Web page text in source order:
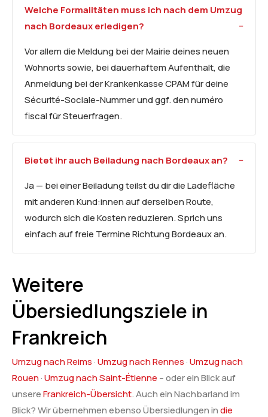
Welche Formalitäten muss ich nach dem Umzug
nach Bordeaux erledigen?
Vor allem die Meldung bei der Mairie deines neuen
Wohnorts sowie, bei dauerhaftem Aufenthalt, die
Anmeldung bei der Krankenkasse CPAM für deine
Sécurité-Sociale-Nummer und ggf. den numéro
fiscal für Steuerfragen.
Bietet ihr auch Beiladung nach Bordeaux an?
Ja — bei einer Beiladung teilst du dir die Ladefläche
mit anderen Kund:innen auf derselben Route,
wodurch sich die Kosten reduzieren. Sprich uns
einfach auf freie Termine Richtung Bordeaux an.
Weitere
Übersiedlungsziele in
Frankreich
Umzug nach Reims ·Umzug nach Rennes ·Umzug nach
Rouen·Umzug nach Saint-Étienne – oder ein Blick auf
unsereFrankreich-Übersicht. Auch ein Nachbarland im
Blick? Wir übernehmen ebenso Übersiedlungen indie